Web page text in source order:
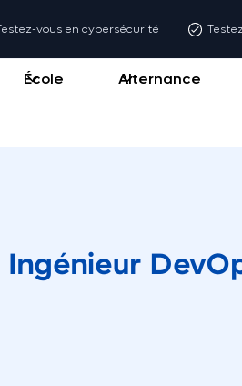
vous en cybersécurité
École Alternance
Ingénieur